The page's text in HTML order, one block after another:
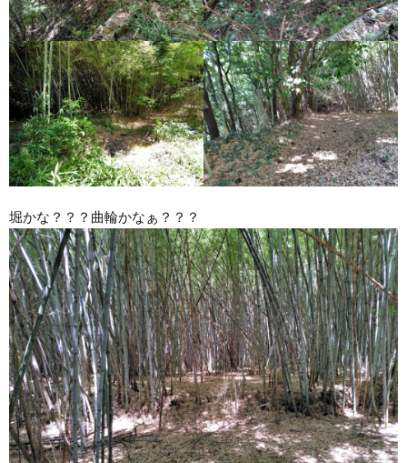
堀かな？？？曲輪かなぁ？？？